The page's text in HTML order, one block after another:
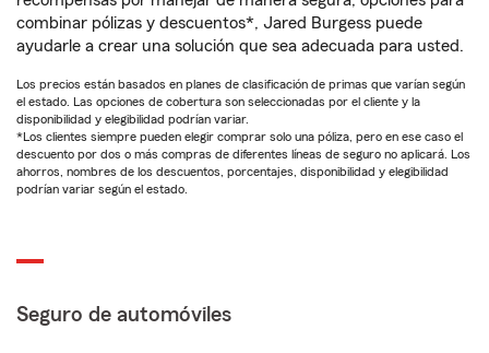
combinar pólizas y descuentos*, Jared Burgess puede
ayudarle a crear una solución que sea adecuada para usted.
Los precios están basados en planes de clasificación de primas que varían según
el estado. Las opciones de cobertura son seleccionadas por el cliente y la
disponibilidad y elegibilidad podrían variar.
*Los clientes siempre pueden elegir comprar solo una póliza, pero en ese caso el
descuento por dos o más compras de diferentes líneas de seguro no aplicará. Los
ahorros, nombres de los descuentos, porcentajes, disponibilidad y elegibilidad
podrían variar según el estado.
Seguro de automóviles